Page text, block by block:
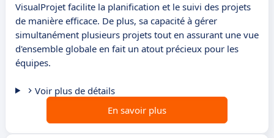
VisualProjet facilite la planification et le suivi des projets
de manière efficace. De plus, sa capacité à gérer
simultanément plusieurs projets tout en assurant une vue
d'ensemble globale en fait un atout précieux pour les
équipes.
Voir plus de détails
En savoir plus